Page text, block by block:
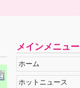
メインメニュー
ホーム
ホットニュース